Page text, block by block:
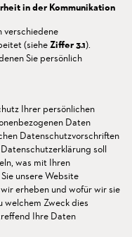
in der Kommunikation
verschiedene
(sieheZiffer 3.1).
Sie persönlich
Ihrer persönlichen
Daten
Datenschutzvorschriften
soll
was mit Ihren
unsere Website
erheben und wofür wir sie
welchem Zweck dies
Ihre Daten